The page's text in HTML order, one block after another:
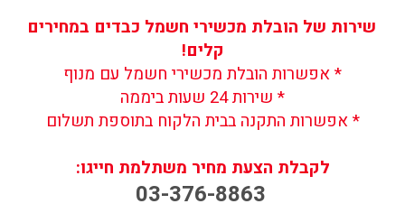
שירות של הובלת מכשירי חשמל כבדים במחירים
קלים!
* אפשרות הובלת מכשירי חשמל עם מנוף
* שירות 24 שעות ביממה
* אפשרות התקנה בבית הלקוח בתוספת תשלום
לקבלת הצעת מחיר משתלמת חייגו:
03-376-8863